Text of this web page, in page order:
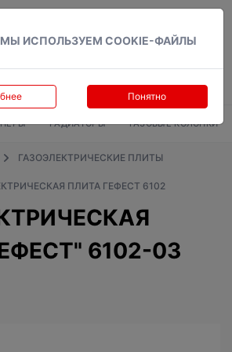
ИСПОЛЬЗУЕМ COOKIE-ФАЙЛЫ
Понятно
РАДИАТОРЫ ГАЗОВЫЕ КОЛОНКИ
ГАЗОЭЛЕКТРИЧЕСКИЕ ПЛИТЫ
ПЛИТА ГЕФЕСТ 6102
6102-03